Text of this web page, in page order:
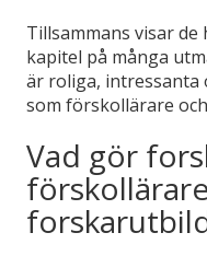
Tillsammans visar
kapitel på många
är roliga, intressanta
som förskollärare
Vad gör